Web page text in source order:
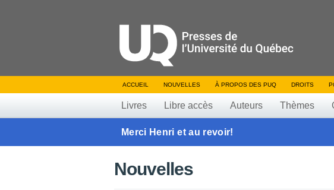
ACCUEIL NOUVELLES À PROPOS DES PUQ DROITS
Livres Libre accès Auteurs Thèmes
Merci Henri et au revoir!
Nouvelles